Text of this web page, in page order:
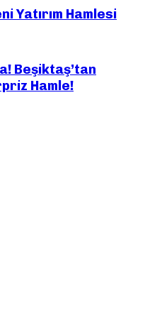
Yatırım Hamlesi
Beşiktaş’tan
Hamle!